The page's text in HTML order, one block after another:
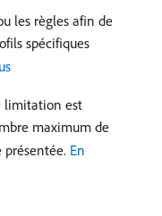
les règles afin de
spécifiques
limitation est
maximum de
En